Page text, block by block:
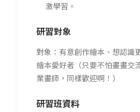
激學習。
研習對象
對象：有意創作繪本、想認識
繪本愛好者（只要不怕畫畫交
業畫師，同樣歡迎啊！）
研習班資料